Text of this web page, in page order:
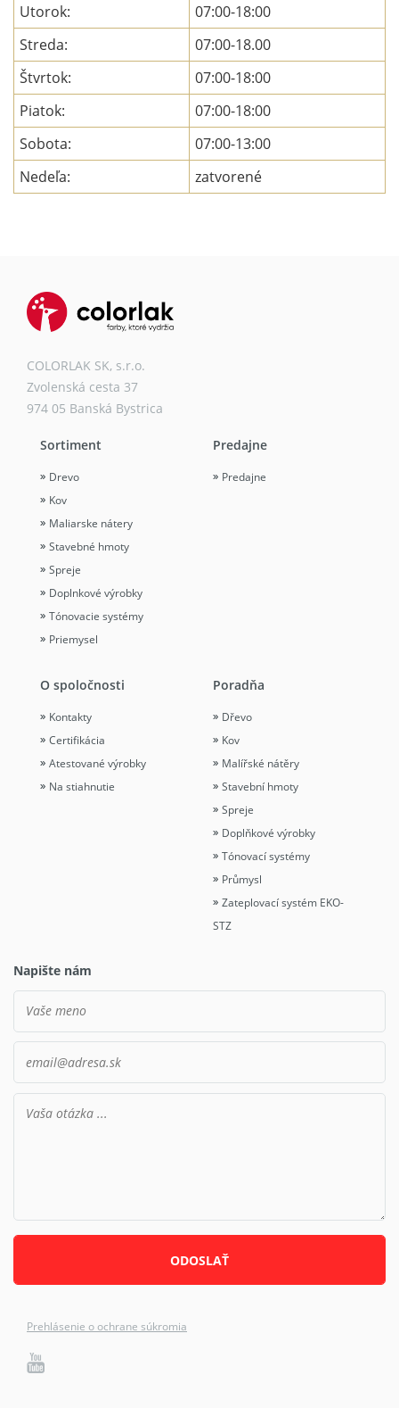
Utorok:
07:00-18:00
Streda:
07:00-18.00
Štvrtok:
07:00-18:00
Piatok:
07:00-18:00
Sobota:
07:00-13:00
Nedeľa:
zatvorené
COLORLAK SK, s.r.o.
Zvolenská cesta 37
974 05 Banská Bystrica
Sortiment
Drevo
Kov
Maliarske nátery
Stavebné hmoty
Spreje
Doplnkové výrobky
Tónovacie systémy
Priemysel
Predajne
Predajne
O spoločnosti
Kontakty
Certifikácia
Atestované výrobky
Na stiahnutie
Poradňa
Dřevo
Kov
Malířské nátěry
Stavební hmoty
Spreje
Doplňkové výrobky
Tónovací systémy
Průmysl
Zateplovací systém EKO-
STZ
Napište nám
Prehlásenie o ochrane súkromia